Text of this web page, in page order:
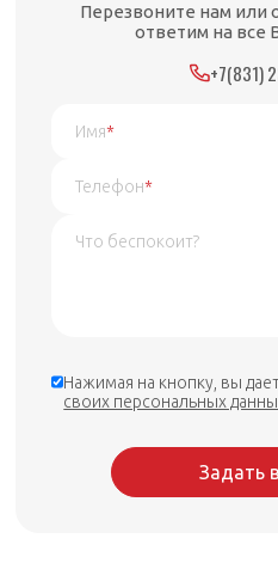
Перезвоните нам или
ответим на все
+7(831)
Имя*
Телефон*
Нажимая на кнопку, вы
своих персональных
Задать